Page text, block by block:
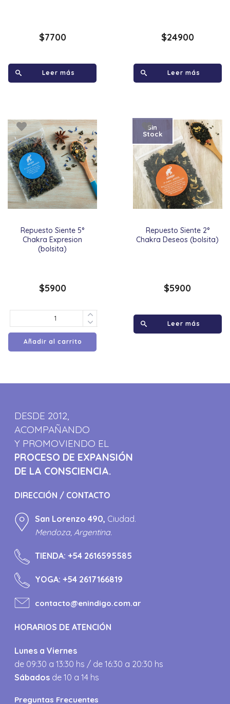
$7700
Leer más
$24900
Leer más
Repuesto Siente 5°
Chakra Expresion
(bolsita)
$5900
Añadir al carrito
Repuesto Siente 2°
Chakra Deseos (bolsita)
Sin
Stock
$5900
Leer más
DESDE 2012,
ACOMPAÑANDO
Y PROMOVIENDO EL
PROCESO DE EXPANSIÓN
DE LA CONSCIENCIA.
DIRECCIÓN / CONTACTO
San Lorenzo 490, Ciudad.
Mendoza, Argentina.
TIENDA:+54 2616595585
YOGA:+54 2617166819
contacto@enindigo.com.ar
HORARIOS DE ATENCIÓN
Lunes a Viernes
de 09:30 a 13:30 hs / de 16:30 a 20:30 hs
Sábados de 10 a 14 hs
Preguntas Frecuentes